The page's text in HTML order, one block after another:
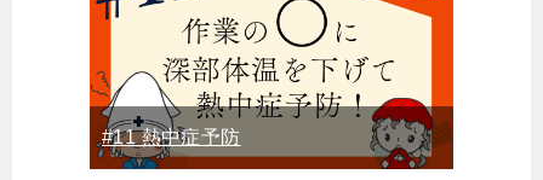
#11 熱中症予防